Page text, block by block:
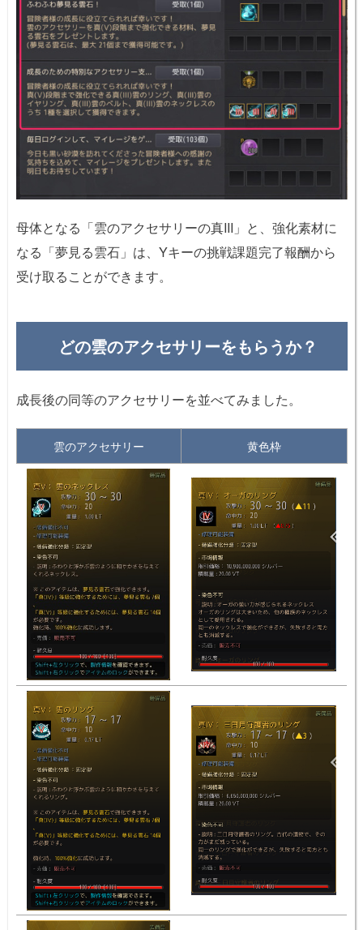
母体となる「雲のアクセサリーの真III」と、強化素材に
なる「夢見る雲石」は、Yキーの挑戦課題完了報酬から
受け取ることができます。
どの雲のアクセサリーをもらうか？
成長後の同等のアクセサリーを並べてみました。​
雲のアクセサリー 黄色枠